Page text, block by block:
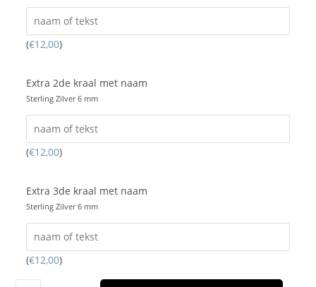
(€12,00)
Extra 2de kraal met naam
Sterling Zilver 6 mm
(€12,00)
Extra 3de kraal met naam
Sterling Zilver 6 mm
(€12,00)